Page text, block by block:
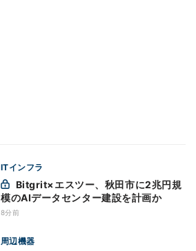
ITインフラ
模のAIデータセンター建設を計画か
8分前
周辺機器